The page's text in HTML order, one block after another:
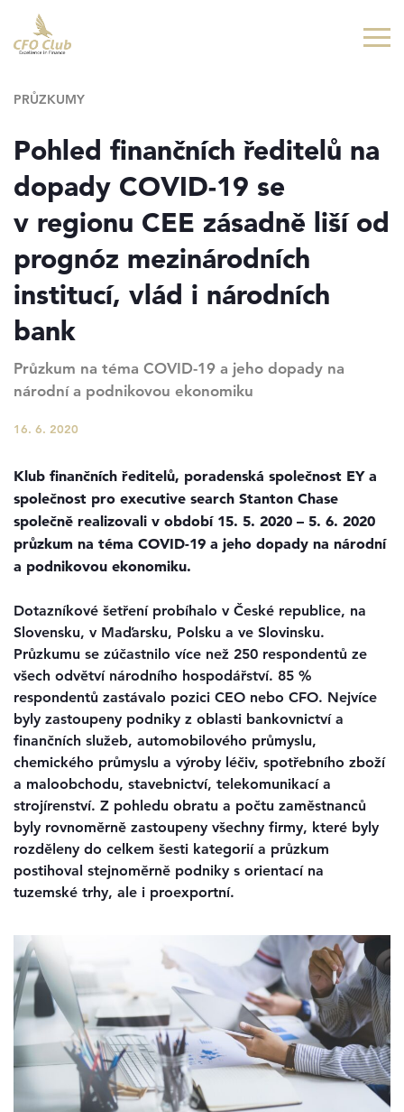
hlavní
hlavní
PRŮZKUMY
Pohled finančních ředitelů na
dopady COVID-19 se
v regionu CEE zásadně liší od
prognóz mezinárodních
institucí, vlád i národních
bank
Průzkum na téma COVID-19 a jeho dopady na
národní a podnikovou ekonomiku
16. 6. 2020
Klub finančních ředitelů, poradenská společnost EY a
společnost pro executive search Stanton Chase
společně realizovali v období 15. 5. 2020 – 5. 6. 2020
průzkum na téma COVID-19 a jeho dopady na národní
a podnikovou ekonomiku.
Dotazníkové šetření probíhalo v České republice, na
Slovensku, v Maďarsku, Polsku a ve Slovinsku.
Průzkumu se zúčastnilo více než 250 respondentů ze
všech odvětví národního hospodářství. 85 %
respondentů zastávalo pozici CEO nebo CFO. Nejvíce
byly zastoupeny podniky z oblasti bankovnictví a
finančních služeb, automobilového průmyslu,
chemického průmyslu a výroby léčiv, spotřebního zboží
a maloobchodu, stavebnictví, telekomunikací a
strojírenství. Z pohledu obratu a počtu zaměstnanců
byly rovnoměrně zastoupeny všechny firmy, které byly
rozděleny do celkem šesti kategorií a průzkum
postihoval stejnoměrně podniky s orientací na
tuzemské trhy, ale i proexportní.